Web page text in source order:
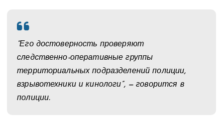
“Его достоверность проверяют
следственно-оперативные группы
территориальных подразделений полиции,
взрывотехники и кинологи”, — говорится в
полиции.